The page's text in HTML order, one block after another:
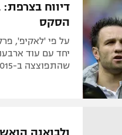
דיווח
הסקס
על פי 'לאקיפ',
יחד עם עוד
שהתפוצצה ב-2015
ולבואנה